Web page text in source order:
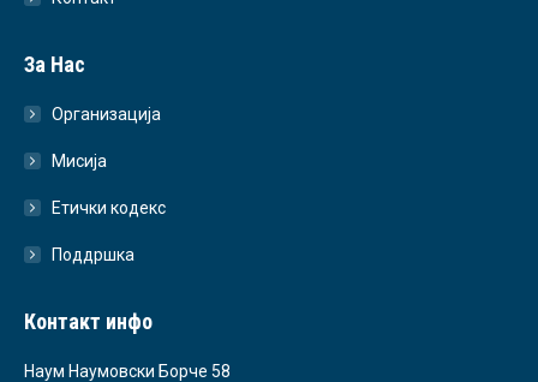
За Нас
Организација
Мисија
Етички кодекс
Поддршка
Контакт инфо
Наум Наумовски Борче 58